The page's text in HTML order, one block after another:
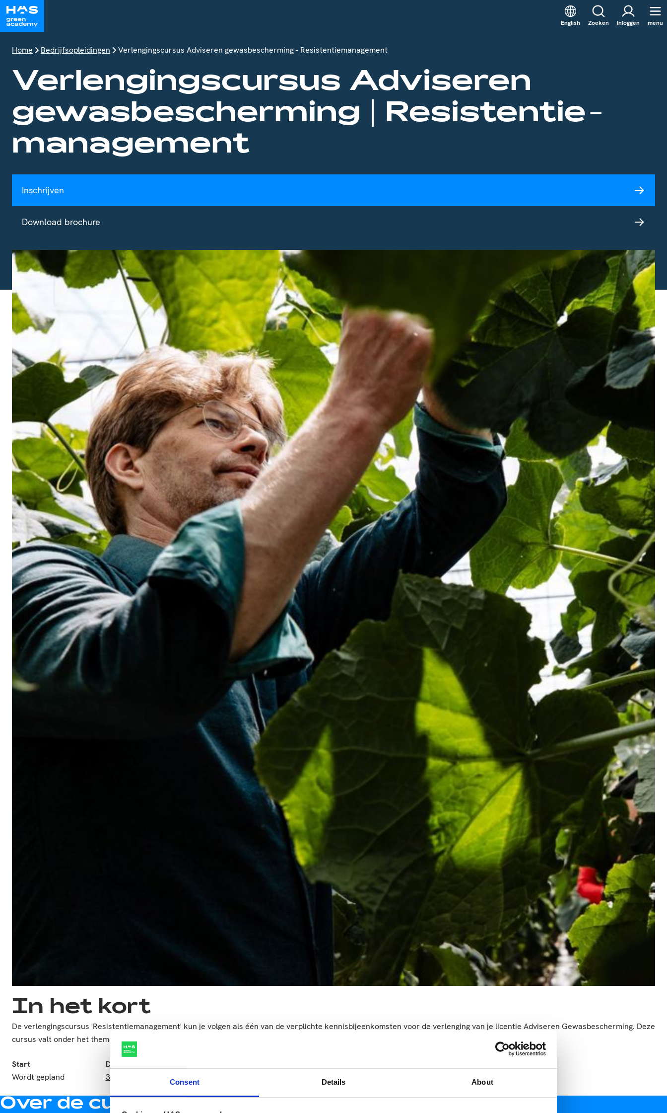
Consent Details About
English Zoeken Inloggen menu
Home Bedrijfsopleidingen Verlengingscursus Adviseren gewasbescherming - Resistentiemanagement
Verlengingscursus Adviseren
gewas­bescherming | Resistentie­
management
Inschrijven
Download brochure
In het kort
De verlengingscursus 'Resistentiemanagement' kun je volgen als één van de verplichte kennisbijeenkomsten voor de verlenging van je licentie Adviseren Gewasbescherming. Deze
cursus valt onder het thema ‘Onderzoek & Innovatie’.
Start
Wordt gepland
Duur
3 uur
Den Bosch,Venlo
Over de cursus